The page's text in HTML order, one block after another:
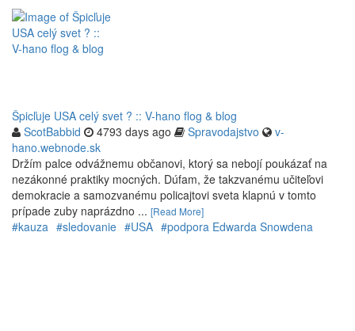
Špicľuje USA celý svet ? :: V-hano flog & blog
ScotBabbid
4793 days ago Spravodajstvo
v-
hano.webnode.sk
Držím palce odvážnemu občanovi, ktorý sa nebojí poukázať na
nezákonné praktiky mocných. Dúfam, že takzvanému učiteľovi
demokracie a samozvanému policajtovi sveta klapnú v tomto
prípade zuby naprázdno ... [Read More]
#kauza #sledovanie #USA #podpora Edwarda Snowdena